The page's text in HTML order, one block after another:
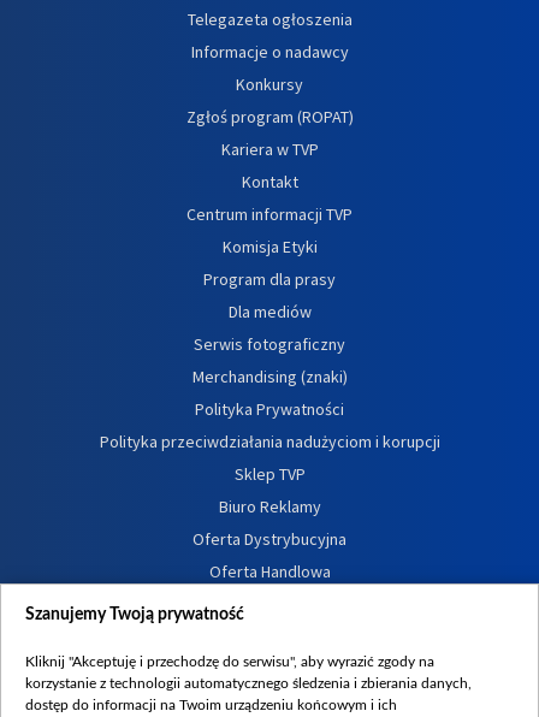
Telegazeta ogłoszenia
Informacje o nadawcy
Konkursy
Zgłoś program (ROPAT)
Kariera w TVP
Kontakt
Centrum informacji TVP
Komisja Etyki
Program dla prasy
Dla mediów
Serwis fotograficzny
Merchandising (znaki)
Polityka Prywatności
Polityka przeciwdziałania nadużyciom i korupcji
Sklep TVP
Biuro Reklamy
Oferta Dystrybucyjna
Oferta Handlowa
Dostępność
Procedura zgłoszeń wewnętrznych
Szanujemy Twoją prywatność
Kliknij "Akceptuję i przechodzę do serwisu", aby wyrazić zgody na
korzystanie z technologii automatycznego śledzenia i zbierania danych,
dostęp do informacji na Twoim urządzeniu końcowym i ich